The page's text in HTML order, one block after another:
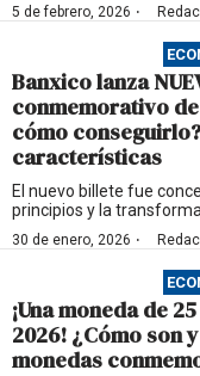
5 de febrero, 2026 ·
Banxico lanza
conmemorativo
cómo
características
El nuevo billete fue
principios y la
30 de enero, 2026 ·
¡Una moneda de
2026! ¿Cómo son
monedas